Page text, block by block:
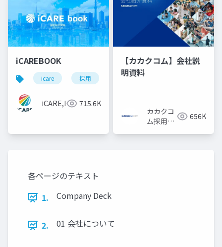
iCAREBOOK
icare 採用 カルチャーデック
iCARE,Inc 715.6K
【カカクコム】会社説
明資料
カカクコ
ム採用担
656K
各ページのテキスト
1.
Company Deck
2. 01 会社について